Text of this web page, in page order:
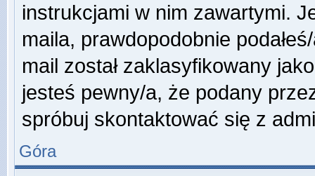
instrukcjami w nim zawartymi.
maila, prawdopodobnie
mail został zaklasyfikowany
jesteś pewny/a, że podany
spróbuj skontaktować się z
Góra